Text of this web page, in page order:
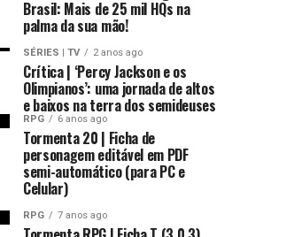
Brasil: Mais de 25 mil HQs na
palma da sua mão!
SÉRIES | TV 2 anos ago
Crítica | ‘Percy Jackson e os
Olimpianos’: uma jornada de altos
e baixos na terra dos semideuses
RPG 6 anos ago
Tormenta 20 | Ficha de
personagem editável em PDF
semi-automático (para PC e
Celular)
RPG 7 anos ago